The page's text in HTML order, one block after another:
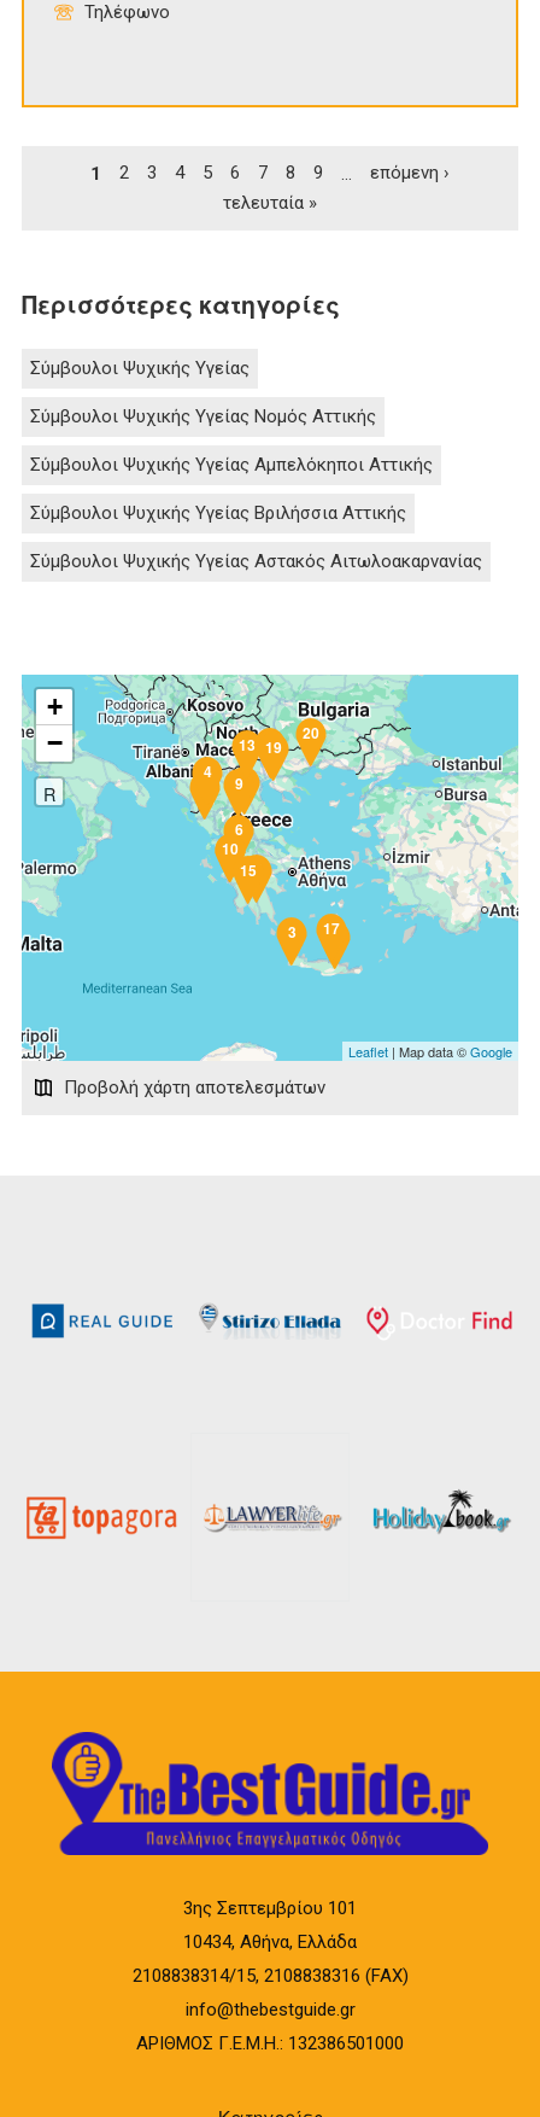
Τηλέφωνο
1 2 3 4 5 6 7 8 9
επόμενη ›
τελευταία »
Περισσότερες κατηγορίες
Σύμβουλοι Ψυχικής Υγείας
Σύμβουλοι Ψυχικής Υγείας Νομός Αττικής
Σύμβουλοι Ψυχικής Υγείας Αμπελόκηποι Αττικής
Σύμβουλοι Ψυχικής Υγείας Βριλήσσια Αττικής
Σύμβουλοι Ψυχικής Υγείας Αστακός Αιτωλοακαρνανίας
2
3
4 5
6
7
8
9
10
11
12
13
15
16
17
19
20
+
−
R
Leaflet | Map data ©Google
Προβολή χάρτη αποτελεσμάτων
3ης Σεπτεμβρίου 101
10434, Αθήνα, Ελλάδα
2108838314/15, 2108838316 (FAX)
info@thebestguide.gr
ΑΡΙΘΜΟΣ Γ.Ε.Μ.Η.: 132386501000